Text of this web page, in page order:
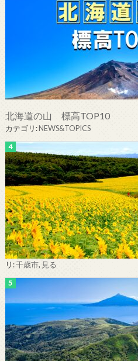
北海道の山 標高TOP10
カテゴリ:NEWS&TOPICS
リ:千歳市, 見る